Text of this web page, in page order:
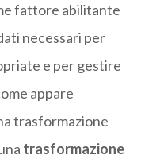
fattore abilitante
necessari per
e per gestire
appare
trasformazione
trasformazione